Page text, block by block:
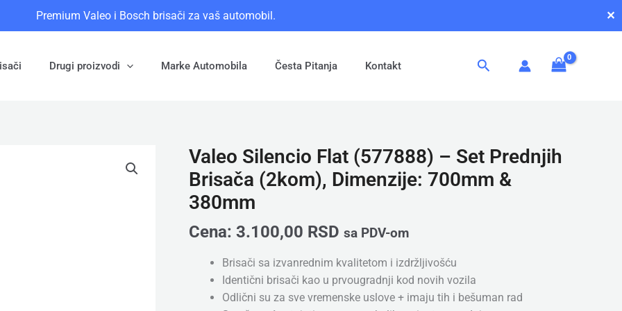
Premium Valeo i Bosch brisači za vaš automobil. ✕
Drugi proizvodi Marke Automobila Česta Pitanja Kontakt Pretraga
Valeo Silencio Flat (577888) – Set Prednjih
Brisača (2kom), Dimenzije: 700mm &
380mm
Cena: 3.100,00 RSD sa PDV-om
Brisači sa izvanrednim kvalitetom i izdržljivošću
Identični brisači kao u prvougradnji kod novih vozila
Odlični su za sve vremenske uslove + imaju tih i bešuman rad
Valeo
Silencio
Flat
(577888)
Set
Prednjih
Brisača
(2kom),